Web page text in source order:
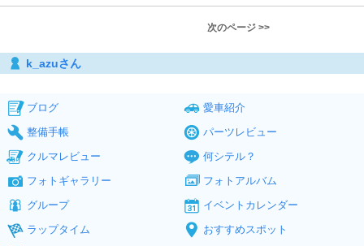
次のページ >>
k_azuさん
ブログ
愛車紹介
整備手帳
パーツレビュー
クルマレビュー
何シテル？
フォトギャラリー
フォトアルバム
グループ
イベントカレンダー
ラップタイム
おすすめスポット